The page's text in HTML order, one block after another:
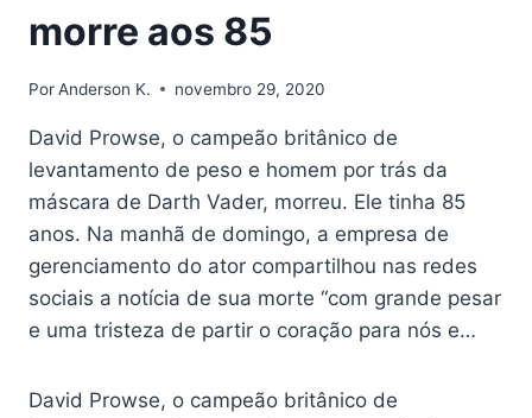
morre aos 85
PorAnderson K. novembro 29, 2020
David Prowse, o campeão britânico de
levantamento de peso e homem por trás da
máscara de Darth Vader, morreu. Ele tinha 85
anos. Na manhã de domingo, a empresa de
gerenciamento do ator compartilhou nas redes
sociais a notícia de sua morte “com grande pesar
e uma tristeza de partir o coração para nós e…
David Prowse, o campeão britânico de